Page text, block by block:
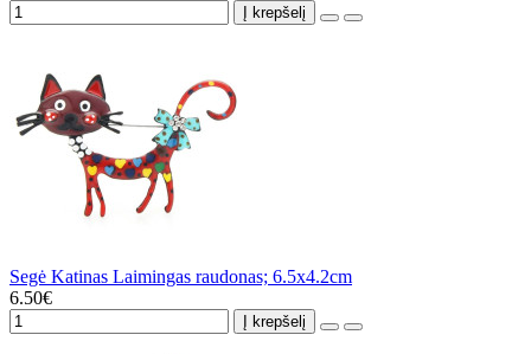
Į krepšelį
Segė Katinas Laimingas raudonas; 6.5x4.2cm
6.50€
Į krepšelį